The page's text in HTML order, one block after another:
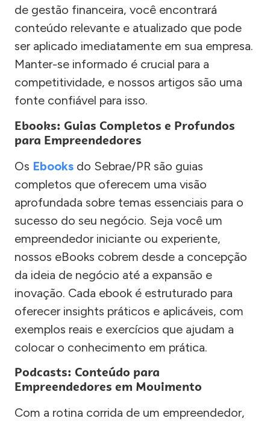
de gestão financeira, você encontrará
conteúdo relevante e atualizado que pode
ser aplicado imediatamente em sua empresa.
Manter-se informado é crucial para a
competitividade, e nossos artigos são uma
fonte confiável para isso.
Ebooks: Guias Completos e Profundos
para Empreendedores
Os Ebooks do Sebrae/PR são guias
completos que oferecem uma visão
aprofundada sobre temas essenciais para o
sucesso do seu negócio. Seja você um
empreendedor iniciante ou experiente,
nossos eBooks cobrem desde a concepção
da ideia de negócio até a expansão e
inovação. Cada ebook é estruturado para
oferecer insights práticos e aplicáveis, com
exemplos reais e exercícios que ajudam a
colocar o conhecimento em prática.
Podcasts: Conteúdo para
Empreendedores em Movimento
Com a rotina corrida de um empreendedor,